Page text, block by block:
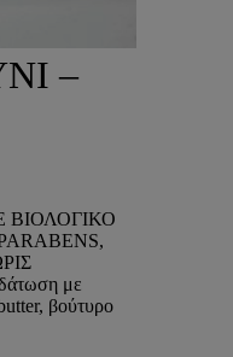
–
ΒΙΟΛΟΓΙΚΟ
με
βούτυρο